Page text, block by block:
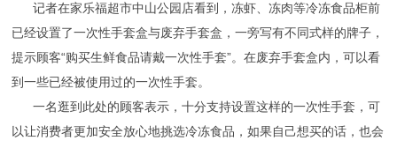
记者在家乐福超市中山公园店看到，冻虾、冻肉等冷冻食品柜前
已经设置了一次性手套盒与废弃手套盒，一旁写有不同式样的牌子，
提示顾客“购买生鲜食品请戴一次性手套”。在废弃手套盒内，可以看
到一些已经被使用过的一次性手套。
一名逛到此处的顾客表示，十分支持设置这样的一次性手套，可
以让消费者更加安全放心地挑选冷冻食品，如果自己想买的话，也会